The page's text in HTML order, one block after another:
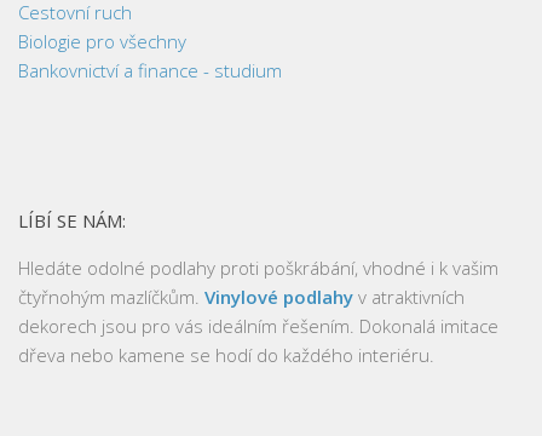
Cestovní ruch
Biologie pro všechny
Bankovnictví a finance - studium
LÍBÍ SE NÁM:
Hledáte odolné podlahy proti poškrábání, vhodné i k vašim
čtyřnohým mazlíčkům. Vinylové podlahy v atraktivních
dekorech jsou pro vás ideálním řešením. Dokonalá imitace
dřeva nebo kamene se hodí do každého interiéru.